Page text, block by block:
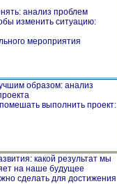
анализ проблем
изменить ситуацию:
мероприятия
образом: анализ
выполнить проект:
какой результат мы
на наше будущее
сделать для достижения